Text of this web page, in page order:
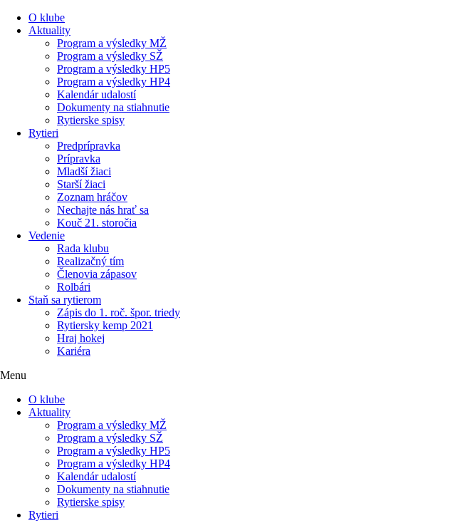
PreskočiťO klube
Aktuality
Program a výsledky MŽ
Program a výsledky SŽ
Program a výsledky HP5
Program a výsledky HP4
Kalendár udalostí
Dokumenty na stiahnutie
Rytierske spisy
Rytieri
Predprípravka
Prípravka
Mladší žiaci
Starší žiaci
Zoznam hráčov
Nechajte nás hrať sa
Kouč 21. storočia
Vedenie
Rada klubu
Realizačný tím
Členovia zápasov
Rolbári
Staň sa rytierom
Zápis do 1. roč. špor. triedy
Rytiersky kemp 2021
Hraj hokej
Kariéra
Menu
O klube
Aktuality
Program a výsledky MŽ
Program a výsledky SŽ
Program a výsledky HP5
Program a výsledky HP4
Kalendár udalostí
Dokumenty na stiahnutie
Rytierske spisy
Rytieri